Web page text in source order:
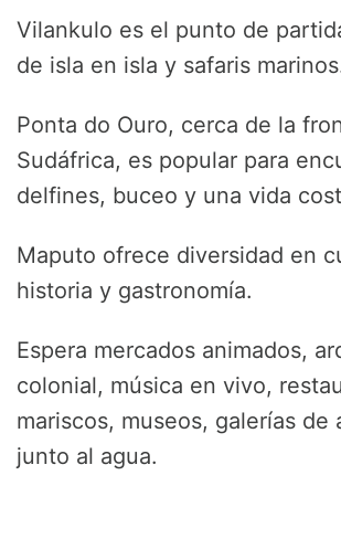
Vilankulo es el punto de
de isla en isla y safaris
Ponta do Ouro, cerca de la
Sudáfrica, es popular para
delfines, buceo y una vida
Maputo ofrece diversidad en
historia y gastronomía.
Espera mercados animados,
colonial, música en vivo,
mariscos, museos, galerías de
junto al agua.